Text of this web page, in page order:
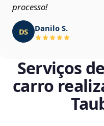
processo!
DS Danilo S.
Serviços
carro